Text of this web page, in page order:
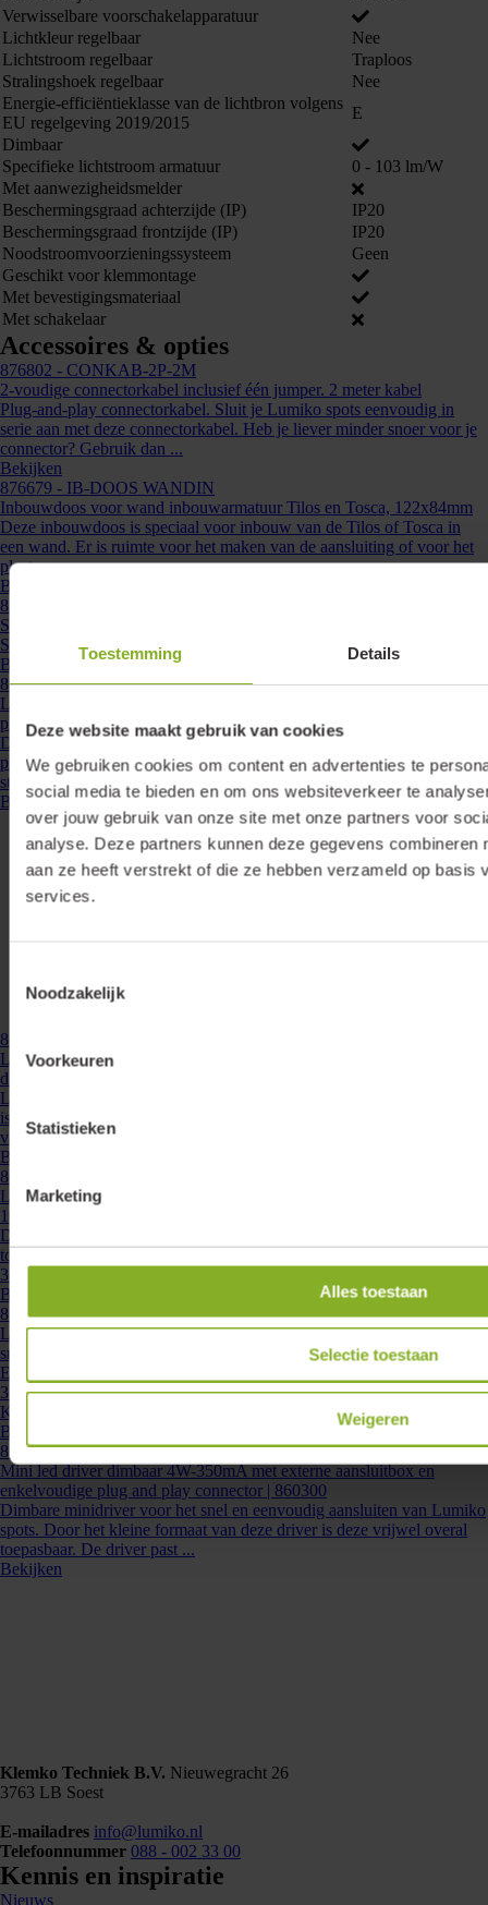
Toestemming Details
Deze website maakt gebruik van cookies
We gebruiken cookies om content en advertenties te
social media te bieden en om ons websiteverkeer te
over jouw gebruik van onze site met onze partners voor
analyse. Deze partners kunnen deze gegevens combineren
aan ze heeft verstrekt of die ze hebben verzameld op basis
services.
Noodzakelijk
Voorkeuren
Statistieken
Marketing
Alles toestaan
Selectie toestaan
Weigeren
Verwisselbare voorschakelapparatuur
Lichtkleur regelbaar
Nee
Lichtstroom regelbaar
Traploos
Stralingshoek regelbaar
Nee
Energie-efficiëntieklasse van de lichtbron volgens
EU regelgeving 2019/2015
E
Dimbaar
Specifieke lichtstroom armatuur
0 - 103 lm/W
Met aanwezigheidsmelder
Beschermingsgraad achterzijde (IP)
IP20
Beschermingsgraad frontzijde (IP)
IP20
Noodstroomvoorzieningssysteem
Geen
Geschikt voor klemmontage
Met bevestigingsmateriaal
Met schakelaar
Accessoires & opties
876802 - CONKAB-2P-2M
2-voudige connectorkabel inclusief één jumper. 2 meter kabel
Plug-and-play connectorkabel. Sluit je Lumiko spots eenvoudig in
serie aan met deze connectorkabel. Heb je liever minder snoer voor je
connector? Gebruik dan ...
Bekijken
876679 - IB-DOOS WANDIN
Inbouwdoos voor wand inbouwarmatuur Tilos en Tosca, 122x84mm
Deze inbouwdoos is speciaal voor inbouw van de Tilos of Tosca in
een wand. Er is ruimte voor het maken van de aansluiting of voor het
plaatsen van ...
Bekijken
876678
Stucplaat voor wand inbouwarmatuur 135x135mm
Stucplaat voor Wand up-/downlight inbouwarmaturen. ...
Bekijken
860033- DRV-18W-350-PD-MS
Lumiko led driver constante stroom 350mA, 9-18W, 26-52V, dimbaar
plug and play| 860033
Deze Lumiko LED driver is speciaal ontwikkeld voor het eenvoudig,
plug and play, aansluiten van Lumiko LEDmodules. Door de dubbele
steekcontacten is parallelle ...
Bekijken
860230
Lumiko led driver IP20 constante stroom 300-1050mA, 38W, Zigbee,
dimbaar | 860230
Led driver constante stroom , welke met stappen van 50mA instelbaar
is tussen 300mA en 1050mA. De driver heeft een Maximum vermogen
van 38W. Deze driver kan bediend ...
Bekijken
860006
Lumiko led driver IP20 constante stroom 300-1050 mA, 38W, 0/1-
10V | 860006
Deze led driver werkt op constante stroom en is instelbaar van 300mA
tot 1050mA in stappen van 50mA. Met een maximaal vermogen van
38W biedt deze driver voldoende ...
Bekijken
876820- DRV-12W-INST-ZS
Led driver IP20 constante stroom 350/700mA, 12,5W, 32V, zonder
snoer
Een universele LED driver in een fraaie compacte behuizing die zowel
350 of 700 mA kan leveren. Voorzien van 4 beveiligingen tegen:
Korsluiting, thermisch,onbelast ...
Bekijken
860300- LD-MINI-4-350D
Mini led driver dimbaar 4W-350mA met externe aansluitbox en
enkelvoudige plug and play connector | 860300
Dimbare minidriver voor het snel en eenvoudig aansluiten van Lumiko
spots. Door het kleine formaat van deze driver is deze vrijwel overal
toepasbaar. De driver past ...
Bekijken
Klemko Techniek B.V. Nieuwegracht 26
3763 LB Soest
E-mailadres info@lumiko.nl
Telefoonnummer 088 - 002 33 00
Kennis en inspiratie
Nieuws
Kunnen we je ergens mee helpen?
Neem dan contact op +31 88 002 33
00 of info@lumiko.nl